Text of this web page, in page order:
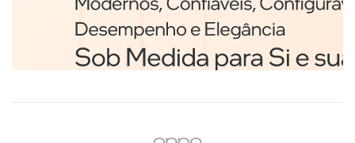
€98,75